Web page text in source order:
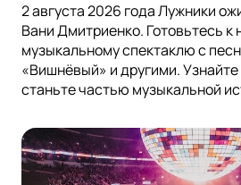
2 августа 2026 года Лужники
Вани Дмитриенко. Готовьтесь
музыкальному спектаклю с
«Вишнёвый» и другими.
станьте частью музыкальной